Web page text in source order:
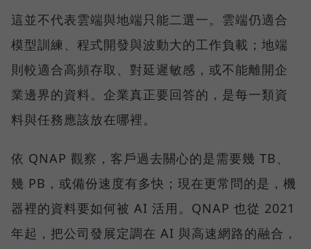
這並不代表雲端與地端只能二選一。雲端仍適合
模型訓練、程式開發與波動大的工作負載；地端
則較適合高頻存取、對延遲敏感，或不能離開企
業邊界的資料。企業真正要回答的，是每一類資
料與任務應該放在哪裡。
依 QNAP 觀察，客戶過去關心的是需要幾 TB、
幾 PB，或備份速度有多快；現在更常問的是，機
器裡的資料要如何被 AI 活用。QNAP 也從 2021
年起，把公司發展定調在 AI 與高速網路的融合，